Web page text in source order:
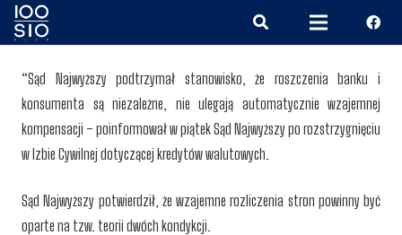
“Sąd Najwyższy podtrzymał stanowisko, że roszczenia banku i
konsumenta są niezależne, nie ulegają automatycznie wzajemnej
kompensacji – poinformował w piątek Sąd Najwyższy po rozstrzygnięciu
w Izbie Cywilnej dotyczącej kredytów walutowych.
Sąd Najwyższy potwierdził, że wzajemne rozliczenia stron powinny być
oparte na tzw. teorii dwóch kondykcji.